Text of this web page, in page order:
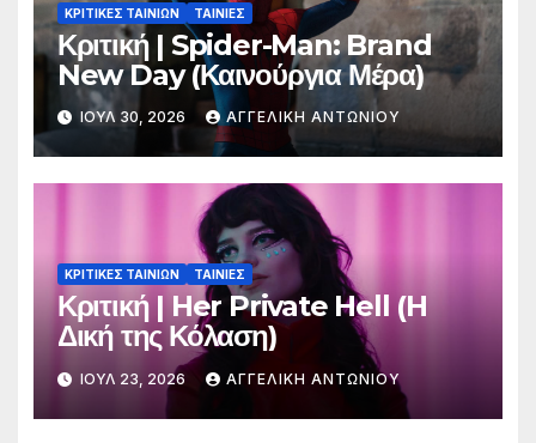
ΚΡΙΤΙΚΕΣ ΤΑΙΝΙΩΝ ΤΑΙΝΙΕΣ
Κριτική | Spider-Man: Brand
New Day (Καινούργια Μέρα)
ΙΟΎΛ 30, 2026 ΑΓΓΕΛΙΚΉ ΑΝΤΩΝΊΟΥ
ΚΡΙΤΙΚΕΣ ΤΑΙΝΙΩΝ ΤΑΙΝΙΕΣ
Κριτική | Her Private Hell (H
Δική της Κόλαση)
ΙΟΎΛ 23, 2026 ΑΓΓΕΛΙΚΉ ΑΝΤΩΝΊΟΥ